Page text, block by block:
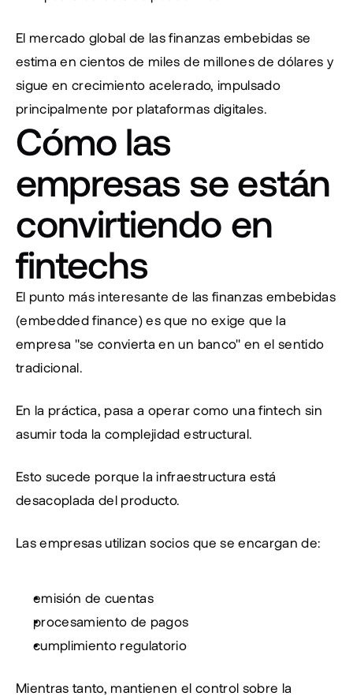
El mercado global de las finanzas embebidas se
estima en cientos de miles de millones de dólares y
sigue en crecimiento acelerado, impulsado
principalmente por plataformas digitales.
Cómo las
empresas se están
convirtiendo en
fintechs
El punto más interesante de las finanzas embebidas
(embedded finance) es que no exige que la
empresa "se convierta en un banco" en el sentido
tradicional.
En la práctica, pasa a operar como una fintech sin
asumir toda la complejidad estructural.
Esto sucede porque la infraestructura está
desacoplada del producto.
Las empresas utilizan socios que se encargan de:
emisión de cuentas
procesamiento de pagos
cumplimiento regulatorio
Mientras tanto, mantienen el control sobre la